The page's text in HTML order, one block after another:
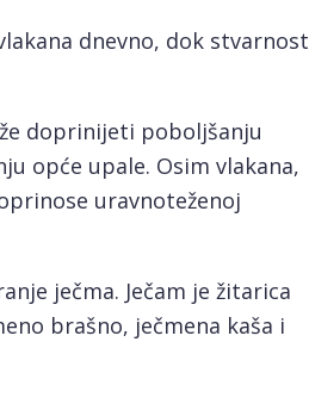
dnevno, dok stvarnost
doprinijeti poboljšanju
opće upale. Osim vlakana,
uravnoteženoj
ječma. Ječam je žitarica
brašno, ječmena kaša i